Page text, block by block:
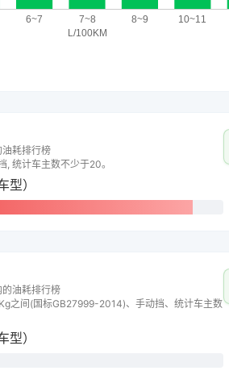
耗排行榜
, 统计车主数不少于20。
）
油耗排行榜
之间(国标GB27999-2014)、手动挡、统计车主数
）